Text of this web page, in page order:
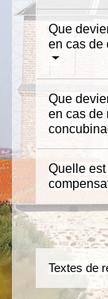
Que
en cas de
Que
en cas de
Quelle
Textes de